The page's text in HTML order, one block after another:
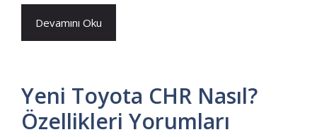
Devamını Oku
Yeni Toyota CHR Nasıl?
Özellikleri Yorumları